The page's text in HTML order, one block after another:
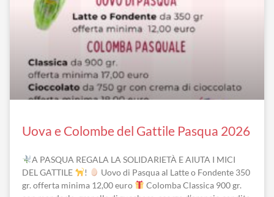
Uova e Colombe del Gattile Pasqua 2026
A PASQUA REGALA LA SOLIDARIETÀ E AIUTA I MICI
DEL GATTILE
!
Uovo di Pasqua al Latte o Fondente 350
gr. offerta minima 12,00 euro
Colomba Classica 900 gr.